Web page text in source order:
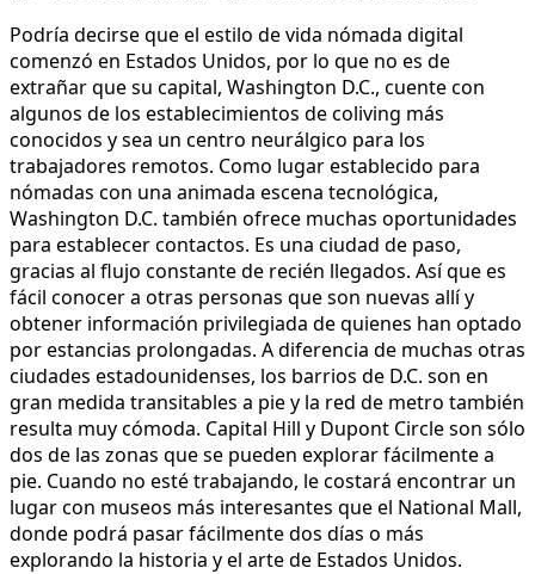
Podría decirse que el estilo de vida nómada digital
comenzó en Estados Unidos, por lo que no es de
extrañar que su capital, Washington D.C., cuente con
algunos de los establecimientos de coliving más
conocidos y sea un centro neurálgico para los
trabajadores remotos. Como lugar establecido para
nómadas con una animada escena tecnológica,
Washington D.C. también ofrece muchas oportunidades
para establecer contactos. Es una ciudad de paso,
gracias al flujo constante de recién llegados. Así que es
fácil conocer a otras personas que son nuevas allí y
obtener información privilegiada de quienes han optado
por estancias prolongadas. A diferencia de muchas otras
ciudades estadounidenses, los barrios de D.C. son en
gran medida transitables a pie y la red de metro también
resulta muy cómoda. Capital Hill y Dupont Circle son sólo
dos de las zonas que se pueden explorar fácilmente a
pie. Cuando no esté trabajando, le costará encontrar un
lugar con museos más interesantes que el National Mall,
donde podrá pasar fácilmente dos días o más
explorando la historia y el arte de Estados Unidos.